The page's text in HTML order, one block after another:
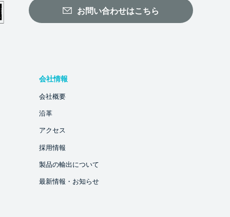
お問い合わせはこちら
会社情報
会社概要
沿革
アクセス
採用情報
製品の輸出について
最新情報・お知らせ